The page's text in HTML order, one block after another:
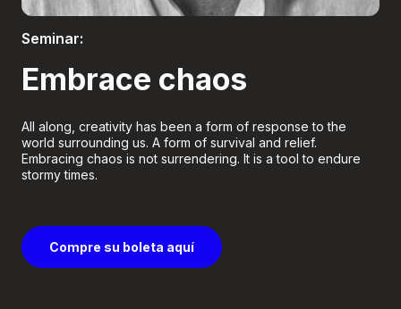
Seminar:
Embrace chaos
All along, creativity has been a form of response to the
world surrounding us. A form of survival and relief.
Embracing chaos is not surrendering. It is a tool to endure
stormy times.
Compre su boleta aquí